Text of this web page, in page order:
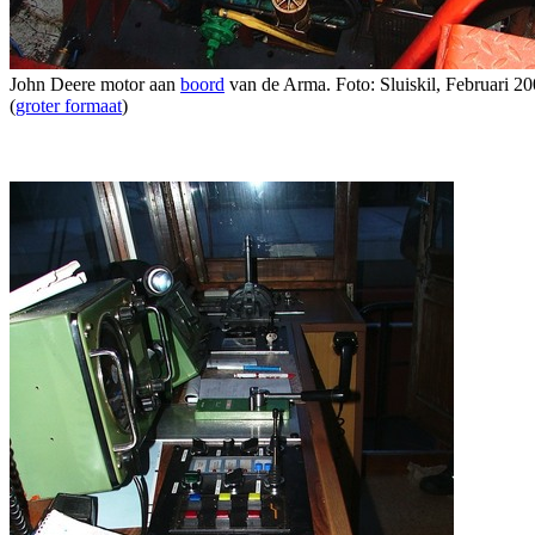
John Deere motor aan boord van de Arma. Foto: Sluiskil, Februari
(groter formaat)